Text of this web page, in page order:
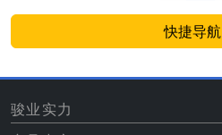
快捷导航
骏业实力